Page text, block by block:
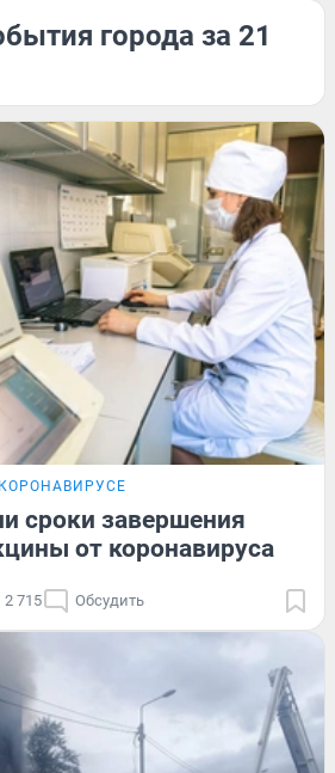
города за 21
сроки завершения
от коронавируса
2 715 Обсудить